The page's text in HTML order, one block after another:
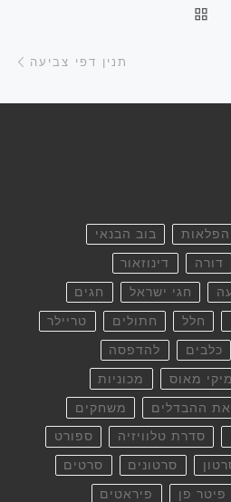
חזרה לרשימת הפוסטים
תנין דפי צביעה
בוב הבנאי
דורה דינוזאור
חגי ישראל חגים
חלל חתולים טריילר
כלבים להדפסה
מיקי מאוס מכוניות
ההבדלים משחקים
סדרת טלוויזיה ספורט
סרטונים סרטים
פיטר פן פיראטים